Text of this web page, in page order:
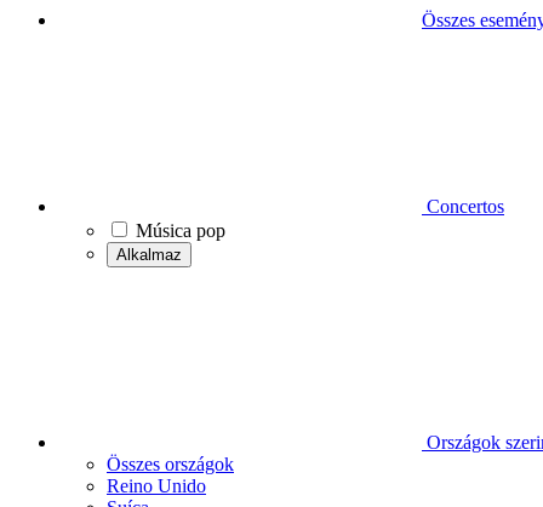
Összes
Concertos
Música pop
Alkalmaz
Országok
Összes országok
Reino Unido